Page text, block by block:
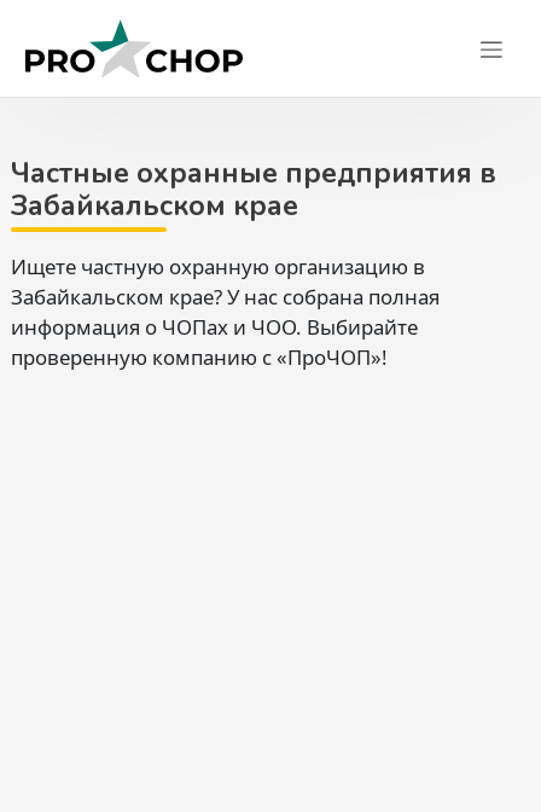
content
Частные охранные предприятия в
Забайкальском крае
Ищете частную охранную организацию в
Забайкальском крае? У нас собрана полная
информация о ЧОПах и ЧОО. Выбирайте
проверенную компанию с «ПроЧОП»!